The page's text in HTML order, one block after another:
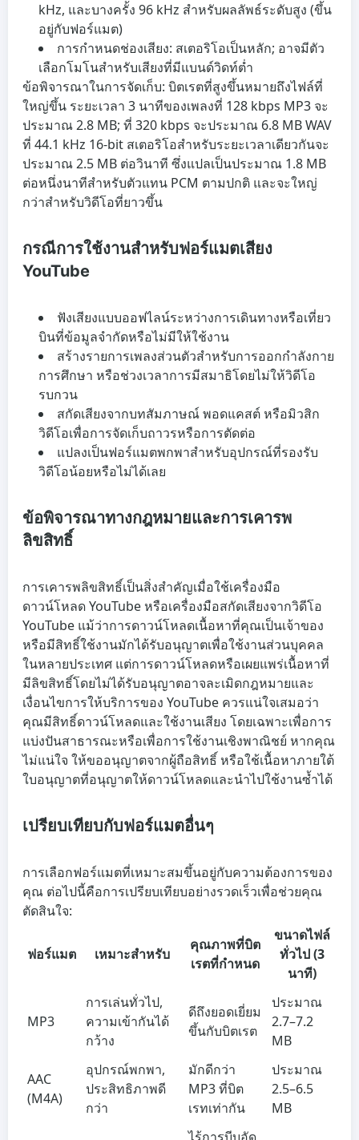
kHz, และบางครั้ง 96 kHz สำหรับผลลัพธ์ระดับสูง (ขึ้น
อยู่กับฟอร์แมต)
การกำหนดช่องเสียง: สเตอริโอเป็นหลัก; อาจมีตัว
เลือกโมโนสำหรับเสียงที่มีแบนด์วิดท์ต่ำ
ข้อพิจารณาในการจัดเก็บ: บิตเรตที่สูงขึ้นหมายถึงไฟล์ที่
ใหญ่ขึ้น ระยะเวลา 3 นาทีของเพลงที่ 128 kbps MP3 จะ
ประมาณ 2.8 MB; ที่ 320 kbps จะประมาณ 6.8 MB WAV
ที่ 44.1 kHz 16-bit สเตอริโอสำหรับระยะเวลาเดียวกันจะ
ประมาณ 2.5 MB ต่อวินาที ซึ่งแปลเป็นประมาณ 1.8 MB
ต่อหนึ่งนาทีสำหรับตัวแทน PCM ตามปกติ และจะใหญ่
กว่าสำหรับวิดีโอที่ยาวขึ้น
กรณีการใช้งานสำหรับฟอร์แมตเสียง
YouTube
ฟังเสียงแบบออฟไลน์ระหว่างการเดินทางหรือเที่ยว
บินที่ข้อมูลจำกัดหรือไม่มีให้ใช้งาน
สร้างรายการเพลงส่วนตัวสำหรับการออกกำลังกาย
การศึกษา หรือช่วงเวลาการมีสมาธิโดยไม่ให้วิดีโอ
รบกวน
สกัดเสียงจากบทสัมภาษณ์ พอดแคสต์ หรือมิวสิก
วิดีโอเพื่อการจัดเก็บถาวรหรือการตัดต่อ
แปลงเป็นฟอร์แมตพกพาสำหรับอุปกรณ์ที่รองรับ
วิดีโอน้อยหรือไม่ได้เลย
ข้อพิจารณาทางกฎหมายและการเคารพ
ลิขสิทธิ์
การเคารพลิขสิทธิ์เป็นสิ่งสำคัญเมื่อใช้เครื่องมือ
ดาวน์โหลด YouTube หรือเครื่องมือสกัดเสียงจากวิดีโอ
YouTube แม้ว่าการดาวน์โหลดเนื้อหาที่คุณเป็นเจ้าของ
หรือมีสิทธิ์ใช้งานมักได้รับอนุญาตเพื่อใช้งานส่วนบุคคล
ในหลายประเทศ แต่การดาวน์โหลดหรือเผยแพร่เนื้อหาที่
มีลิขสิทธิ์โดยไม่ได้รับอนุญาตอาจละเมิดกฎหมายและ
เงื่อนไขการให้บริการของ YouTube ควรแน่ใจเสมอว่า
คุณมีสิทธิ์ดาวน์โหลดและใช้งานเสียง โดยเฉพาะเพื่อการ
แบ่งปันสาธารณะหรือเพื่อการใช้งานเชิงพาณิชย์ หากคุณ
ไม่แน่ใจ ให้ขออนุญาตจากผู้ถือสิทธิ์ หรือใช้เนื้อหาภายใต้
ใบอนุญาตที่อนุญาตให้ดาวน์โหลดและนำไปใช้งานซ้ำได้
เปรียบเทียบกับฟอร์แมตอื่นๆ
การเลือกฟอร์แมตที่เหมาะสมขึ้นอยู่กับความต้องการของ
คุณ ต่อไปนี้คือการเปรียบเทียบอย่างรวดเร็วเพื่อช่วยคุณ
ตัดสินใจ:
ฟอร์แมต เหมาะสำหรับ
คุณภาพที่บิต
เรตที่กำหนด
ขนาดไฟล์
ทั่วไป (3
นาที)
MP3
การเล่นทั่วไป,
ความเข้ากันได้
กว้าง
ดีถึงยอดเยี่ยม
ขึ้นกับบิตเรต
ประมาณ
2.7–7.2
MB
AAC
(M4A)
อุปกรณ์พกพา,
ประสิทธิภาพดี
กว่า
มักดีกว่า
MP3 ที่บิต
เรทเท่ากัน
ประมาณ
2.5–6.5
MB